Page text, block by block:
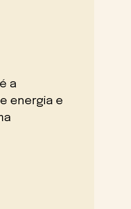
a
energia e